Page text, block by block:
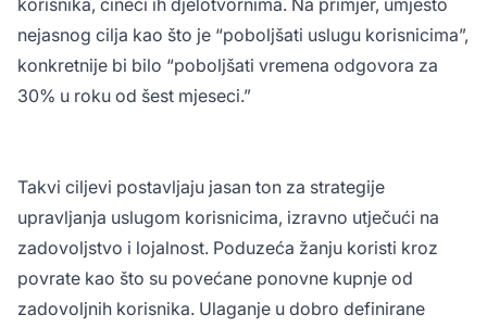
korisnika, čineći ih djelotvornima. Na primjer, umjesto
nejasnog cilja kao što je “poboljšati uslugu korisnicima”,
konkretnije bi bilo “poboljšati vremena odgovora za
30% u roku od šest mjeseci.”
Takvi ciljevi postavljaju jasan ton za strategije
upravljanja uslugom korisnicima, izravno utječući na
zadovoljstvo i lojalnost. Poduzeća žanju koristi kroz
povrate kao što su povećane ponovne kupnje od
zadovoljnih korisnika. Ulaganje u dobro definirane